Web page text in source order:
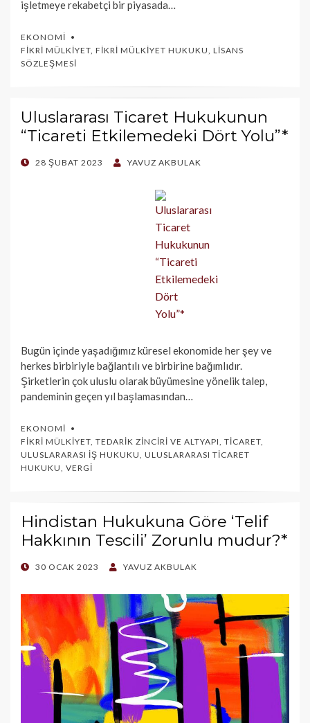
işletmeye rekabetçi bir piyasada…
EKONOMI
FIKRI MÜLKIYET FIKRI MÜLKIYET HUKUKU LISANS
SÖZLEŞMESI
Uluslararası Ticaret Hukukunun
“Ticareti Etkilemedeki Dört Yolu”*
POSTED
28 ŞUBAT 2023 YAVUZ AKBULAK
Bugün içinde yaşadığımız küresel ekonomide her şey ve
herkes birbiriyle bağlantılı ve birbirine bağımlıdır.
Şirketlerin çok uluslu olarak büyümesine yönelik talep,
pandeminin geçen yıl başlamasından…
EKONOMI
FIKRI MÜLKIYET TEDARIK ZINCIRI VE ALTYAPI TICARET
ULUSLARARASI İŞ HUKUKU ULUSLARARASI TICARET
HUKUKU VERGI
Hindistan Hukukuna Göre ‘Telif
Hakkının Tescili’ Zorunlu mudur?*
POSTED
30 OCAK 2023 YAVUZ AKBULAK